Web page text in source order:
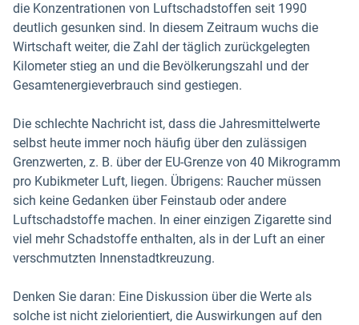
die Konzentrationen von Luftschadstoffen seit 1990
deutlich gesunken sind. In diesem Zeitraum wuchs die
Wirtschaft weiter, die Zahl der täglich zurückgelegten
Kilometer stieg an und die Bevölkerungszahl und der
Gesamtenergieverbrauch sind gestiegen.
Die schlechte Nachricht ist, dass die Jahresmittelwerte
selbst heute immer noch häufig über den zulässigen
Grenzwerten, z. B. über der EU-Grenze von 40 Mikrogramm
pro Kubikmeter Luft, liegen. Übrigens: Raucher müssen
sich keine Gedanken über Feinstaub oder andere
Luftschadstoffe machen. In einer einzigen Zigarette sind
viel mehr Schadstoffe enthalten, als in der Luft an einer
verschmutzten Innenstadtkreuzung.
Denken Sie daran: Eine Diskussion über die Werte als
solche ist nicht zielorientiert, die Auswirkungen auf den